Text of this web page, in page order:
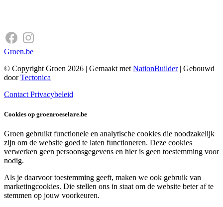
Groen.be
© Copyright Groen 2026 | Gemaakt metNationBuilder| Gebouwd
doorTectonica
ContactPrivacybeleid
Cookies op groenroeselare.be
Groen gebruikt functionele en analytische cookies die noodzakelijk
zijn om de website goed te laten functioneren. Deze cookies
verwerken geen persoonsgegevens en hier is geen toestemming voor
nodig.
Als je daarvoor toestemming geeft, maken we ook gebruik van
marketingcookies. Die stellen ons in staat om de website beter af te
stemmen op jouw voorkeuren.